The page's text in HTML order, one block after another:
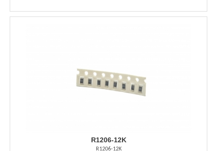
R1206-12K
R1206-12K